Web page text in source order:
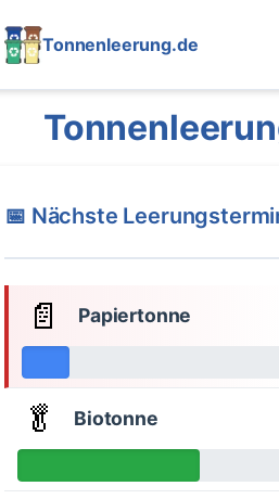
Tonnenleerung.de
📅 Nächste
📄 Papiertonne
🥬 Biotonne